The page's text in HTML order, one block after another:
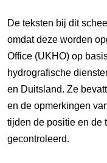
De teksten bij dit
omdat deze worden
Office (UKHO) op
hydrografische
en Duitsland. Ze
en de opmerkingen
tijden de positie en de
gecontroleerd.